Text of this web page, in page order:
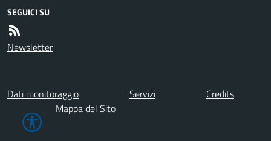
SEGUICI SU
Newsletter
Dati monitoraggio Servizi
Credits
Mappa del Sito